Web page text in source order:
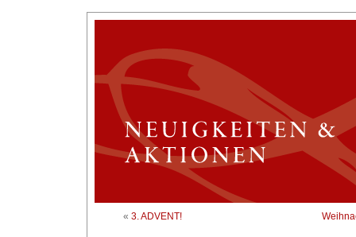
« 3. ADVENT!